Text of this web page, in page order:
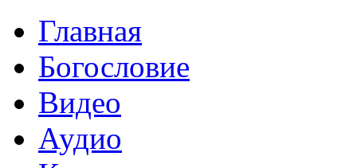
Главная
Богословие
Видео
Аудио